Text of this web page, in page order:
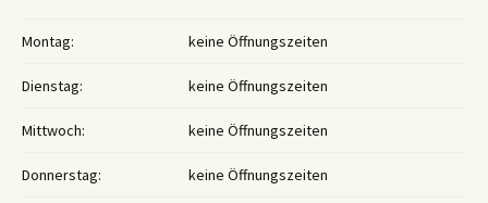
Montag: keine Öffnungszeiten
Dienstag: keine Öffnungszeiten
Mittwoch: keine Öffnungszeiten
Donnerstag: keine Öffnungszeiten